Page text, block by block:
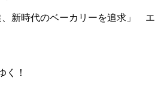
、新時代のベーカリーを追求」
く！